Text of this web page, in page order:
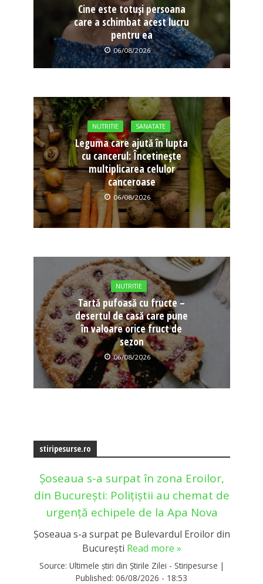
Cine este totuși persoana
care a schimbat acest lucru
pentru ea
06/08/2026
NUTRITIE SANATATE
Leguma care ajută în lupta
cu cancerul: Încetinește
multiplicarea celulor
canceroase
06/08/2026
NUTRITIE
Tartă pufoasă cu fructe –
desertul de casă care pune
în valoare orice fruct de
sezon
06/08/2026
stiripesurse.ro
Șoseaua s-a surpat în zona Eroilor,
din București: Polițiștii au chemat de
urgență echipele de la Apa Nova
Șoseaua s-a surpat pe Bulevardul Eroilor din
București Read more »
Source: Ultimele știri din Știrile Zilei - Stiripesurse |
Published: 06/08/2026 - 18:53